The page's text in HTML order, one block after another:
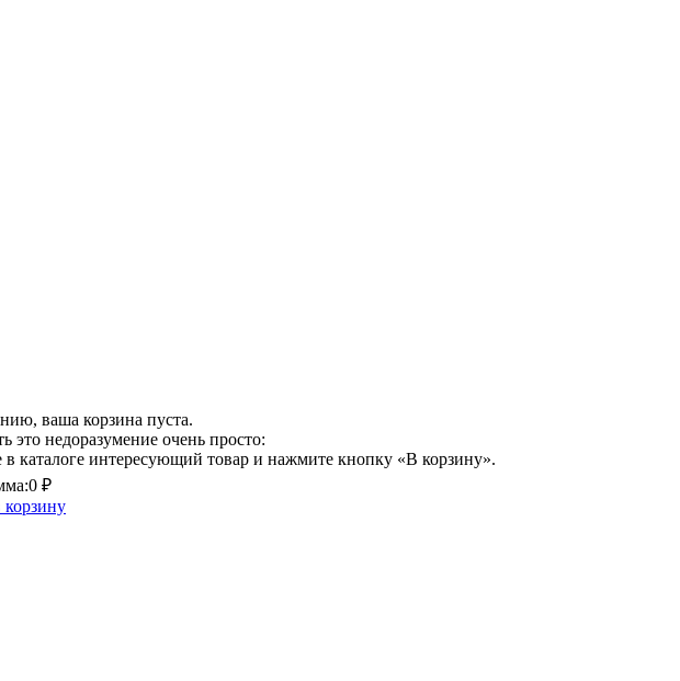
ваша корзина пуста.
это недоразумение очень просто:
в каталоге интересующий товар и нажмите кнопку «В корзину».
0 ₽